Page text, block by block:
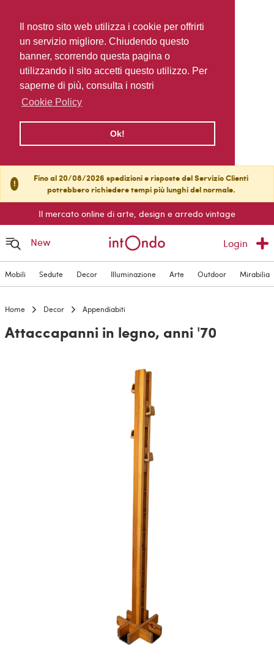
Il nostro sito web utilizza i cookie per offrirti
un servizio migliore. Chiudendo questo
banner, scorrendo questa pagina o
utilizzando il sito accetti questo utilizzo. Per
saperne di più, consulta i nostri
Cookie Policy
Ok!
!
Fino al 20/08/2026 spedizioni e risposte del Servizio Clienti
potrebbero richiedere tempi più lunghi del normale.
Il mercato online di arte, design e arredo vintage
New Login
Mobili Sedute Decor Illuminazione Arte Outdoor Mirabilia
Home Decor Appendiabiti
Attaccapanni in legno, anni '70